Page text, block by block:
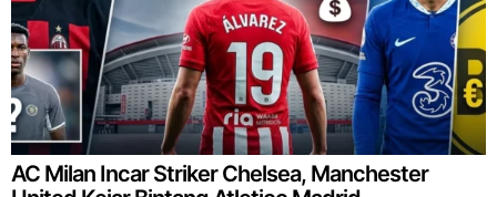
AC Milan Incar Striker Chelsea, Manchester